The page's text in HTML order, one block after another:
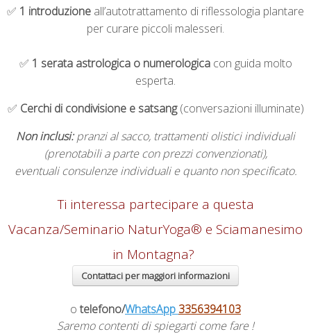
✅ 1 introduzione all’autotrattamento di riflessologia plantare
per curare piccoli malesseri.
✅ 1 serata astrologica o numerologicacon guida molto
esperta.
✅ Cerchi di condivisione e satsang(conversazioni illuminate)
Non inclusi:pranzi al sacco, trattamenti olistici individuali
(prenotabili a parte con prezzi convenzionati),
eventuali consulenze individuali e quanto non specificato.
Ti interessa partecipare a questa
Vacanza/Seminario NaturYoga® e Sciamanesimo
in Montagna?
Contattaci per maggiori informazioni
o telefono/WhatsApp 3356394103
Saremo contenti di spiegarti come fare !